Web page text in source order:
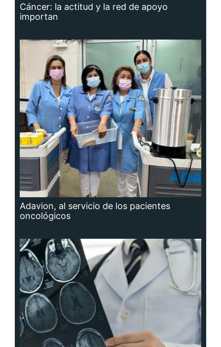
Cáncer: la actitud y la red de apoyo
importan
Adavion, al servicio de los pacientes
oncológicos